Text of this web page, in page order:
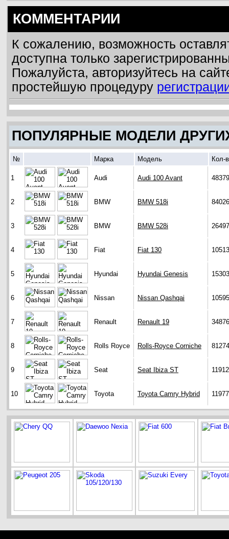
КОММЕНТАРИИ
К сожалению, возможность
доступна только
Пожалуйста, авторизуйтесь на
простейшую процедуру
ПОПУЛЯРНЫЕ МОДЕЛИ
№ Марка Модель Кол-
1 Audi Audi 100 Avant 48379
2 BMW BMW 518i 84026
3 BMW BMW 528i 26497
4 Fiat Fiat 130
5 Hyundai Hyundai Genesis 15303
6 Nissan Nissan Qashqai
7 Renault Renault 19 34876
8 Rolls Royce Rolls-Royce Corniche 81274
9 Seat Seat Ibiza ST
10 Toyota Toyota Camry Hybrid